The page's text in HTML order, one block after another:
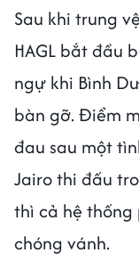
Sau khi trung
HAGL bắt đầu
ngự khi Bình
bàn gỡ. Điểm
đau sau một
Jairo thi đấu
thì cả hệ thống
chóng vánh.